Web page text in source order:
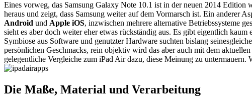
Eines vorweg, das Samsung Galaxy Note 10.1 ist in der neuen 2014
heraus und zeigt, dass Samsung weiter auf dem Vormarsch ist. Ein anderer
Android und Apple iOS, inzwischen mehrere alternative Betriebssysteme
sieht es aber doch weiter eher etwas rückständig aus. Es gibt eigentlich
Symbiose aus Software und genutzter Hardware suchten bislang
persönlichen Geschmacks, rein objektiv wird das aber auch mit dem
gelegentliche Vergleiche zum iPad Air dazu, diese Meinung zu
Die Maße, Material und Verarbeitung